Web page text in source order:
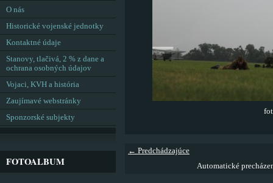
← Predchádzajúce
Automatické
O nás
Historické vojenské jednotky
Kontaktné údaje
Stanovy, tlačivá, 2 % z dane a
ochrana osobných údajov
Vojaci, KVH a história
Zaujímavé webstránky
Sponzorské subjekty
FOTOALBUM